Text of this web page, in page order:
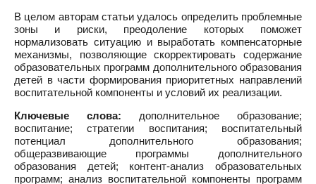
В целом авторам статьи удалось определить проблемные
зоны и риски, преодоление которых поможет
нормализовать ситуацию и выработать компенсаторные
механизмы, позволяющие скорректировать содержание
образовательных программ дополнительного образования
детей в части формирования приоритетных направлений
воспитательной компоненты и условий их реализации.
Ключевые слова: дополнительное образование;
воспитание; стратегии воспитания; воспитательный
потенциал дополнительного образования;
общеразвивающие программы дополнительного
образования детей; контент-анализ образовательных
программ; анализ воспитательной компоненты программ